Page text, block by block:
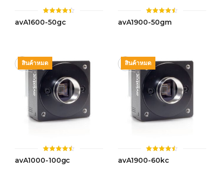
ให้
คะแนน
avA1600-50gc
ให้
คะแนน
avA1900-50gm
สินค้าหมด
ให้
คะแนน
avA1000-100gc
สินค้าหมด
ให้
คะแนน
avA1900-60kc